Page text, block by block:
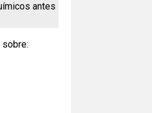
antes